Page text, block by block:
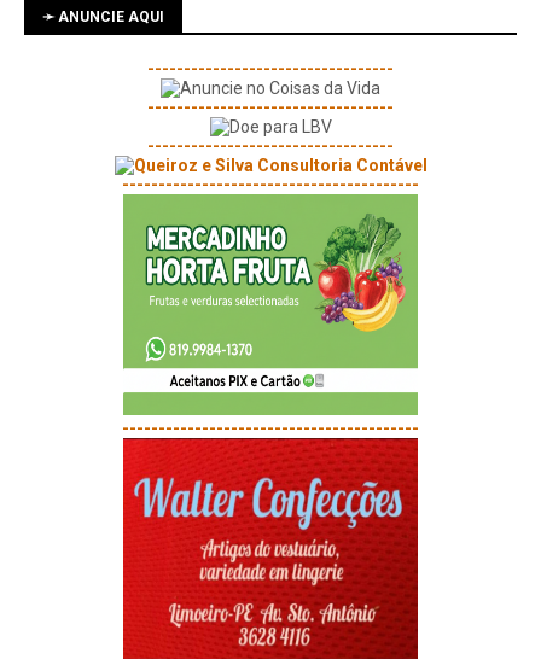
➛ ANUNCIE AQUI
----------------------------------
----------------------------------
----------------------------------
-----------------------------------------
-----------------------------------------